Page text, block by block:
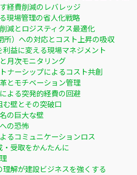
経費削減のレバレッジ
現場管理の省人化戦略
減とロジスティクス最適化
所）への対応とコスト上昇の吸収
益に変える現場マネジメント
月次モニタリング
ナーシップによるコスト共創
とモチベーション管理
よる突発的経費の回避
壁とその突破口
の巨大な壁
の恐怖
るコミュニケーションロス
・受取をかんたんに
理解が建設ビジネスを強くする